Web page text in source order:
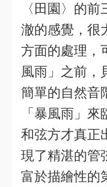
〈田園〉的
澈的感覺，很
方面的處理，
風雨」之前，
簡單的自然音
「暴風雨」
和弦方才真正
現了精湛的管
富於描繪性的